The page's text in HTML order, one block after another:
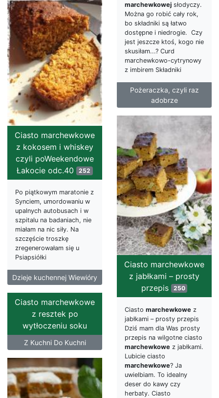
marchewkowej słodyczy.
Można go robić cały rok,
bo składniki są łatwo
dostępne i niedrogie. Czy
jest jeszcze ktoś, kogo nie
skusiłam...? Curd
marchewkowo-cytrynowy
z imbirem Składniki
Pożeraczka, czyli raz
adobrze
Ciasto marchewkowe
z kokosem i whiskey
czyli poWeekendowe
Łakocie odc.40 252
Po piątkowym maratonie z
Synciem, umordowaniu w
upalnych autobusach i w
szpitalu na badaniach, nie
miałam na nic siły. Na
szczęście troszkę
zregenerowałam się u
Psiapsiółki
Dzieje kuchennej Wiewióry
Ciasto marchewkowe
z jabłkami – prosty
przepis
250
Ciasto marchewkowe z
jabłkami – prosty przepis
Dziś mam dla Was prosty
przepis na wilgotne ciasto
marchewkowe z jabłkami.
Lubicie ciasto
marchewkowe? Ja
uwielbiam. To idealny
deser do kawy czy
herbaty. Ciasto
Ciasto marchewkowe
z resztek po
wytłoczeniu soku
Z Kuchni Do Kuchni